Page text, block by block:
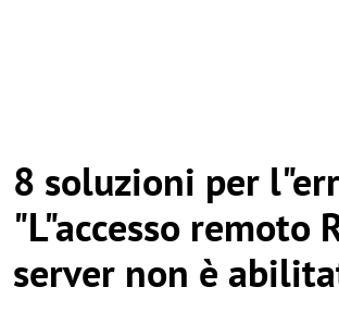
8 soluzioni per
"L"accesso remoto
server non è